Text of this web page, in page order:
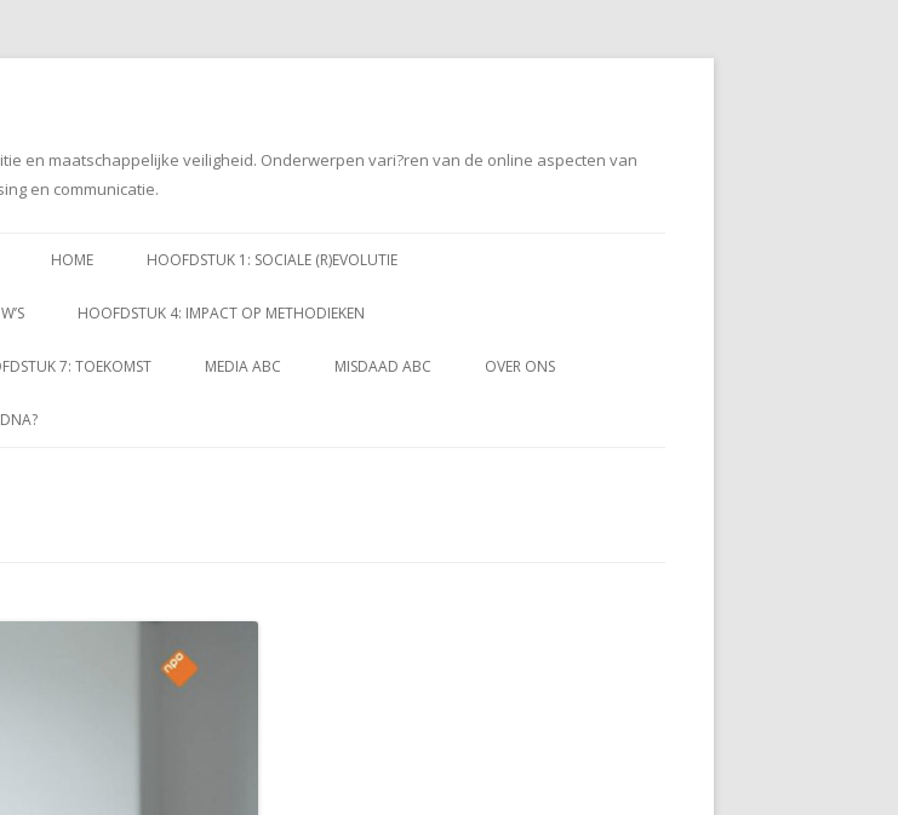
en maatschappelijke veiligheid. Onderwerpen vari?ren van de online aspecten van
en communicatie.
naar
HOME HOOFDSTUK 1: SOCIALE (R)EVOLUTIE
HOOFDSTUK 4: IMPACT OP METHODIEKEN
7: TOEKOMST MEDIA ABC MISDAAD ABC OVER ONS